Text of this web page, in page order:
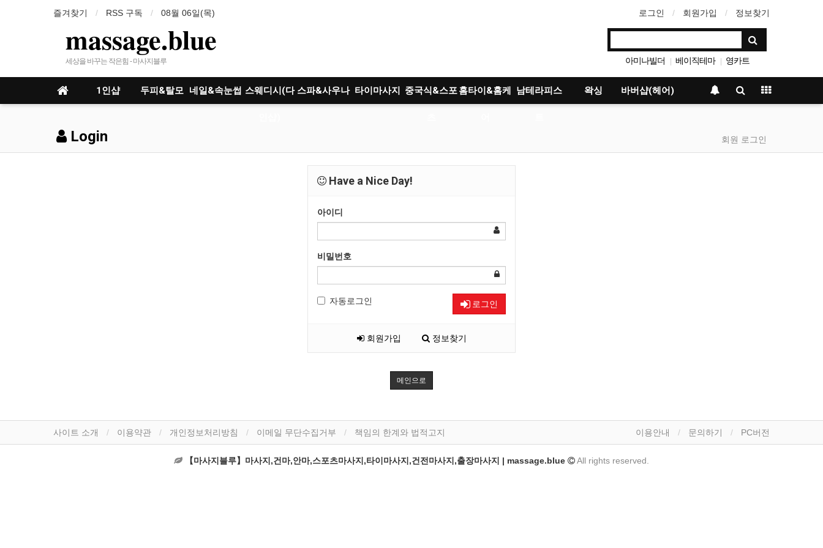
즐겨찾기 RSS 구독 08월 06일(목) 로그인 회원가입 정보찾기
massage.blue
세상을 바꾸는 작은힘 - 마사지블루 아미나빌더 베이직테마 영카트
| 그누보드
1인샵 두피&탈모 네일&속눈썹 스웨디시(다 스파&사우나 타이마사지 중국식&스포홈타이&홈케 남테라피스 왁싱 바버샵(헤어)
Login 회원 로그인
Have a Nice Day!
아이디
비밀번호
자동로그인 로그인
회원가입 정보찾기
메인으로
사이트 소개 이용약관 개인정보처리방침 이메일 무단수집거부 책임의 한계와 법적고지 이용안내 문의하기 PC버전
【마사지블루】마사지,건마,안마,스포츠마사지,타이마사지,건전마사지,출장마사지 | massage.blue All rights reserved.